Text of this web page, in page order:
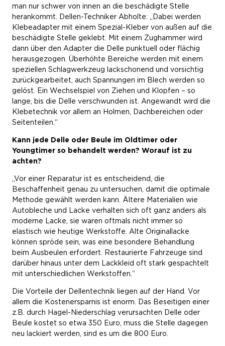
man nur schwer von innen an die beschädigte Stelle
herankommt. Dellen-Techniker Abholte: „Dabei werden
Klebeadapter mit einem Spezial-Kleber von außen auf die
beschädigte Stelle geklebt. Mit einem Zughammer wird
dann über den Adapter die Delle punktuell oder flächig
herausgezogen. Überhöhte Bereiche werden mit einem
speziellen Schlagwerkzeug lackschonend und vorsichtig
zurückgearbeitet, auch Spannungen im Blech werden so
gelöst. Ein Wechselspiel von Ziehen und Klopfen – so
lange, bis die Delle verschwunden ist. Angewandt wird die
Klebetechnik vor allem an Holmen, Dachbereichen oder
Seitenteilen.“
Kann jede Delle oder Beule im Oldtimer oder
Youngtimer so behandelt werden? Worauf ist zu
achten?
„Vor einer Reparatur ist es entscheidend, die
Beschaffenheit genau zu untersuchen, damit die optimale
Methode gewählt werden kann. Ältere Materialien wie
Autobleche und Lacke verhalten sich oft ganz anders als
moderne Lacke, sie waren oftmals nicht immer so
elastisch wie heutige Werkstoffe. Alte Originallacke
können spröde sein, was eine besondere Behandlung
beim Ausbeulen erfordert. Restaurierte Fahrzeuge sind
darüber hinaus unter dem Lackkleid oft stark gespachtelt
mit unterschiedlichen Werkstoffen.“
Die Vorteile der Dellentechnik liegen auf der Hand. Vor
allem die Kostenersparnis ist enorm. Das Beseitigen einer
z.B. durch Hagel-Niederschlag verursachten Delle oder
Beule kostet so etwa 350 Euro, muss die Stelle dagegen
neu lackiert werden, sind es um die 800 Euro.